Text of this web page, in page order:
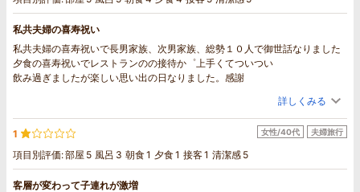
私共夫婦の喜寿祝い
私共夫婦の喜寿祝いで長男家族、次男家族、総勢１０人で御世話なりました
夕食の喜寿祝いでレストランのの接待か゜上手くてついつい
飲み過ぎましたが楽しい思い出の日なりました。感謝
詳しくみる
1
項目別評価:部屋 5 風呂 3 朝食1 夕食1 接客1 清潔感 5
女性/40代 夫婦旅行
客層が変わって子連れが激増